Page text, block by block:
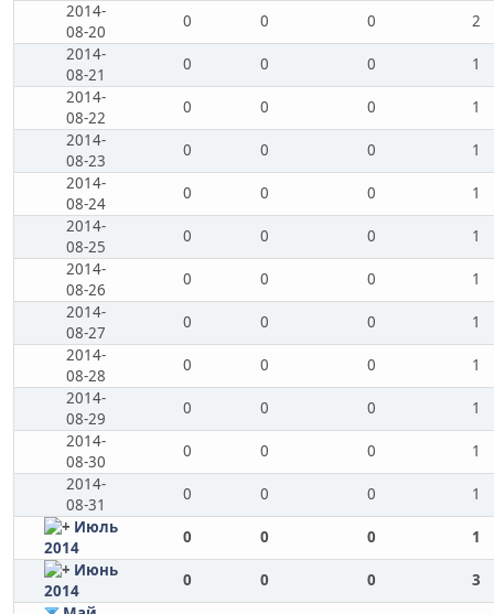
2014-
08-20
0 0 0
2
2014-
08-21
0 0 0
1
2014-
08-22
0 0 0
1
2014-
08-23
0 0 0
1
2014-
08-24
0 0 0
1
2014-
08-25
0 0 0
1
2014-
08-26
0 0 0
1
2014-
08-27
0 0 0
1
2014-
08-28
0 0 0
1
2014-
08-29
0 0 0
1
2014-
08-30
0 0 0
1
2014-
08-31
0 0 0
1
Июль
2014
0 0 0
1
Июнь
2014
0 0 0
3